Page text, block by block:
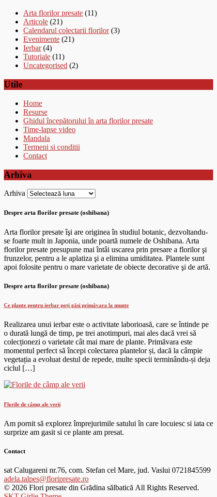
Arta florilor presate (11)
Articole (21)
Calendarul colectarii florilor(3)
Evenimente (21)
Ierbar(4)
Tutoriale (11)
Uncategorised (2)
Utile
Home
Resurse
Ghidul începătorului în arta florilor presate
Time-lapse video
Mandala
Termeni si conditii
Contact
Arhiva
Arhiva
Despre arta florilor presate (oshibana)
Arta florilor presate îşi are originea în studiul botanic, dezvoltandu-
se foarte mult in Japonia, unde poartă numele de Oshibana. Arta
florilor presate presupune mai întâi uscarea prin presare a florilor şi
frunzelor, pentru a le aplatiza şi a elimina umiditatea. Plantele sunt
apoi folosite pentru o mare varietate de obiecte decorative şi de artă.
Despre arta florilor presate (oshibana)
Ce plante pentru ierbar poți găsi primăvara la munte
Realizarea unui ierbar este o activitate laborioasă, care se întinde pe
o durată lungă de timp, pe trei anotimpuri, mai ales dacă vrei să
colecționezi o varietate cât mai mare de plante. Primăvara este
momentul perfect să începi colectarea plantelor și, dacă la câmpie
vegetația a evoluat destul de repede, multe specii terminându-și deja
ciclul […]
Florile de câmp ale verii
Am pornit să explorez împrejurimile satului în care locuiesc si iata ce
surprize am gasit si ce plante am presat.
Contact
sat Calugareni nr.76, com. Stefan cel Mare, jud. Vaslui 0721845599
adela.talpes@floripresate.ro
© 2026 Flori presate din Grădina sălbatică All Rights Reserved.